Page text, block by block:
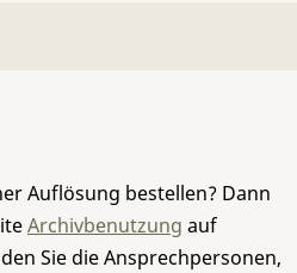
Auflösung bestellen? Dann
Archivbenutzung auf
Sie die Ansprechpersonen,